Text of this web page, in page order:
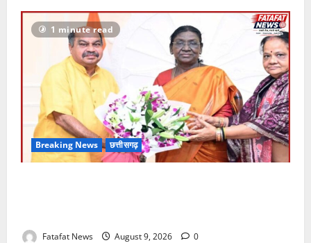
1 minute read
Breaking News छत्तीसगढ़
Fatafat News August 9, 2026 0